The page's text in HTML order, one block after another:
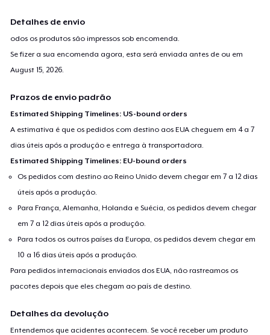
Detalhes de envio
odos os produtos são impressos sob encomenda.
Se fizer a sua encomenda agora, esta será enviada antes de ou em
August 15, 2026
Prazos de envio padrão
Estimated Shipping Timelines: US-bound orders
A estimativa é que os pedidos com destino aos EUA cheguem em 4 a 7
dias úteis após a produção e entrega à transportadora.
Estimated Shipping Timelines: EU-bound orders
Os pedidos com destino ao Reino Unido devem chegar em 7 a 12 dias
úteis após a produção.
Para França, Alemanha, Holanda e Suécia, os pedidos devem chegar
em 7 a 12 dias úteis após a produção.
Para todos os outros países da Europa, os pedidos devem chegar em
10 a 16 dias úteis após a produção.
Para pedidos internacionais enviados dos EUA, não rastreamos os
pacotes depois que eles chegam ao país de destino.
Detalhes da devolução
Entendemos que acidentes acontecem. Se você receber um produto